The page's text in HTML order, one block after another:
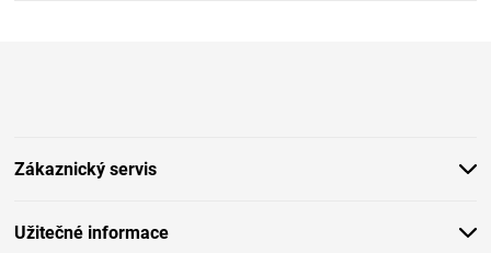
PŘIHLÁŠENÍ
Zákaznický servis
Užitečné informace